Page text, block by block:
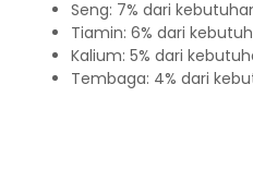
Seng: 7% dari
Tiamin: 6% dari
Kalium: 5% dari
Tembaga: 4% dari